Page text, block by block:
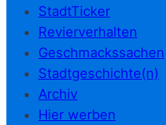
StadtTicker
Revierverhalten
Geschmackssachen
Stadtgeschichte(n)
Archiv
Hier werben